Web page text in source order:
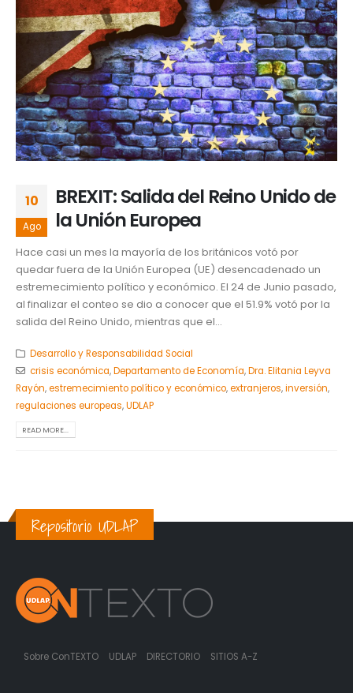
10
Ago
BREXIT: Salida del Reino Unido de
la Unión Europea
Hace casi un mes la mayoría de los británicos votó por
quedar fuera de la Unión Europea (UE) desencadenado un
estremecimiento político y económico. El 24 de Junio pasado,
al finalizar el conteo se dio a conocer que el 51.9% votó por la
salida del Reino Unido, mientras que el...
Desarrollo y Responsabilidad Social
crisis económica,Departamento de Economía,Dra. Elitania Leyva
Rayón,estremecimiento político y económico,extranjeros,inversión,
regulaciones europeas,UDLAP
READ MORE...
Repositorio UDLAP
Sobre ConTEXTO UDLAP DIRECTORIO SITIOS A-Z